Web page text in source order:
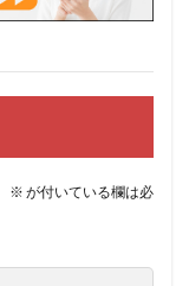
※ が付いている欄は必